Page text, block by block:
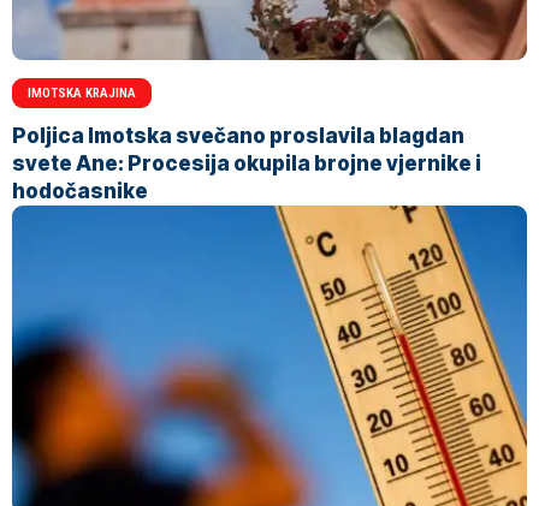
IMOTSKA KRAJINA
Poljica Imotska svečano proslavila blagdan
svete Ane: Procesija okupila brojne vjernike i
hodočasnike